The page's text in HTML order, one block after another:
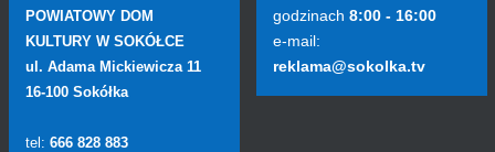
POWIATOWY DOM
KULTURY W SOKÓŁCE
ul. Adama Mickiewicza 11
16-100 Sokółka
tel: 666 828 883
godzinach 8:00 - 16:00
e-mail:
reklama@sokolka.tv